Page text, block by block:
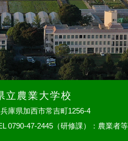
立農業大学校
庫県加西市常吉町1256-4
0790-47-2445（研修課）：農業者